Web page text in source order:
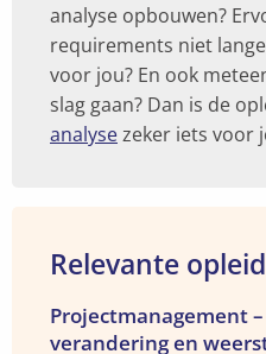
analyse opbouwen?
requirements niet
voor jou? En ook
slag gaan? Dan is de
analysezeker iets voor
Relevante
Projectmanagement
verandering en
Bekijk
de